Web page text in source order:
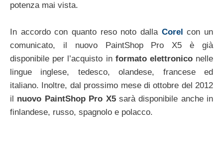
potenza mai vista.
In accordo con quanto reso noto dalla Corel
con un
comunicato, il nuovo PaintShop Pro X5 è già
disponibile per l’acquisto in formato elettroniconelle
lingue inglese, tedesco, olandese, francese ed
italiano. Inoltre, dal prossimo mese di ottobre del 2012
il nuovo PaintShop Pro X5sarà disponibile anche in
finlandese, russo, spagnolo e polacco.